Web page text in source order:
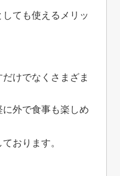
ても使えるメリッ
けでなくさまざま
外で食事も楽しめ
おります。